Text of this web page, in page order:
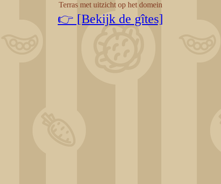
Terras met uitzicht op het domein
👉 [Bekijk de gîtes]